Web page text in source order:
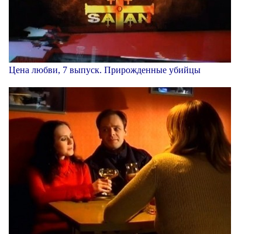
Цена любви, 7 выпуск. Прирожденные убийцы